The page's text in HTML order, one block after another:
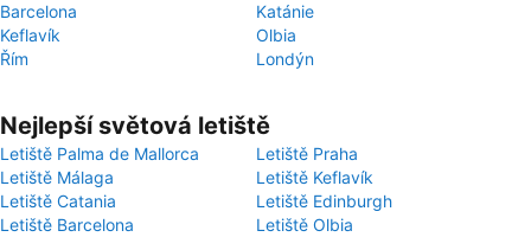
Barcelona
Katánie
Keflavík
Olbia
Řím
Londýn
Nejlepší světová letiště
Letiště Palma de Mallorca
Letiště Praha
Letiště Málaga
Letiště Keflavík
Letiště Catania
Letiště Edinburgh
Letiště Barcelona
Letiště Olbia